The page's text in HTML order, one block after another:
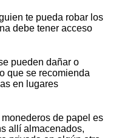
te pueda robar los
debe tener acceso
pueden dañar o
que se recomienda
en lugares
de papel es
allí almacenados,